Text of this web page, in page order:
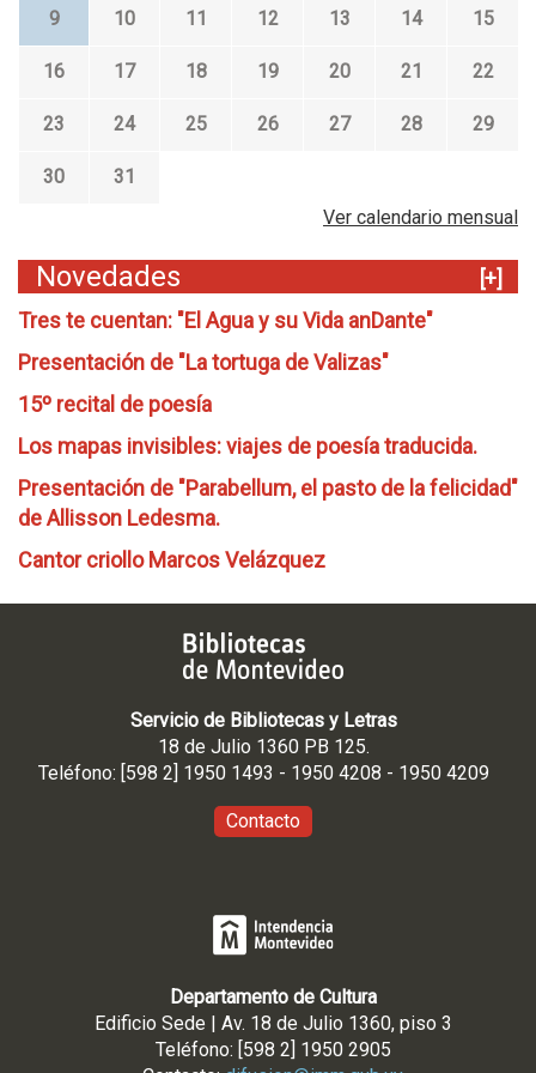
9 10 11 12 13 14 15
16 17 18 19 20 21 22
23 24 25 26 27 28 29
30
31
Ver calendario mensual
Novedades
[+]
Tres te cuentan: "El Agua y su Vida anDante"
Presentación de "La tortuga de Valizas"
15º recital de poesía
Los mapas invisibles: viajes de poesía traducida.
Presentación de "Parabellum, el pasto de la felicidad"
de Allisson Ledesma.
Cantor criollo Marcos Velázquez
Servicio de Bibliotecas y Letras
18 de Julio 1360 PB 125.
Teléfono: [598 2] 1950 1493 - 1950 4208 - 1950 4209
Contacto
Departamento de Cultura
Edificio Sede | Av. 18 de Julio 1360, piso 3
Teléfono: [598 2] 1950 2905